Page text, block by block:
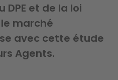
DPE et de la loi
marché
avec cette étude
Agents.